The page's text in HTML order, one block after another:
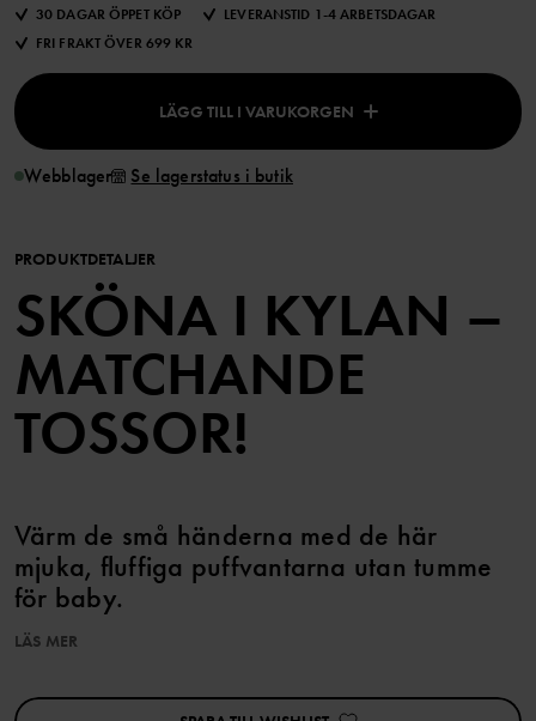
30 DAGAR ÖPPET KÖP
LEVERANSTID 1-4 ARBETSDAGAR
FRI FRAKT ÖVER 699 KR
LÄGG TILL I VARUKORGEN
Webblager Se lagerstatus i butik
PRODUKTDETALJER
SKÖNA I KYLAN –
MATCHANDE
TOSSOR!
Värm de små händerna med de här
mjuka, fluffiga puffvantarna utan tumme
för baby.
justera. De har ett mjukt foder i ekologisk bomull med vår klassiska
LÄS MER